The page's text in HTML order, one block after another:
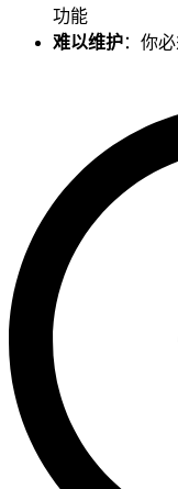
功能
难以维护：你